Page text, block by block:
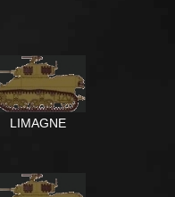
LIMAGNE